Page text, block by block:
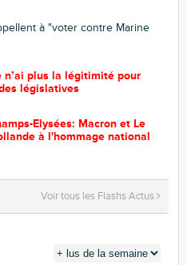
à "voter contre Marine
n’ai plus la légitimité pour
législatives
Elysées: Macron et Le
à l'hommage national
Voir tous les Flashs Actus